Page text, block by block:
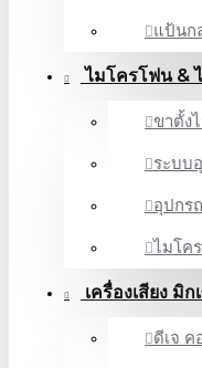
แป้นก
ไมโครโฟน &
ขาตั้ง
ระบบ
อุปกร
ไมโค
เครื่องเสียง มิ
ดีเจ ค